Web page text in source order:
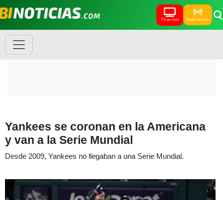
TV en vivo Radio en vivo
Yankees se coronan en la Americana
y van a la Serie Mundial
Desde 2009, Yankees no llegaban a una Serie Mundial.